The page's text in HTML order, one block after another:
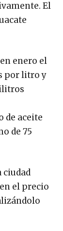
El
enero el
por litro y
de aceite
de 75
ciudad
el precio